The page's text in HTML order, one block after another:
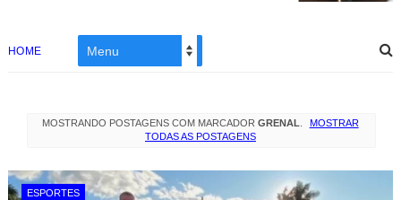
HOME
MOSTRANDO POSTAGENS COM MARCADORGRENAL
MOSTRAR
TODAS AS POSTAGENS
ESPORTES